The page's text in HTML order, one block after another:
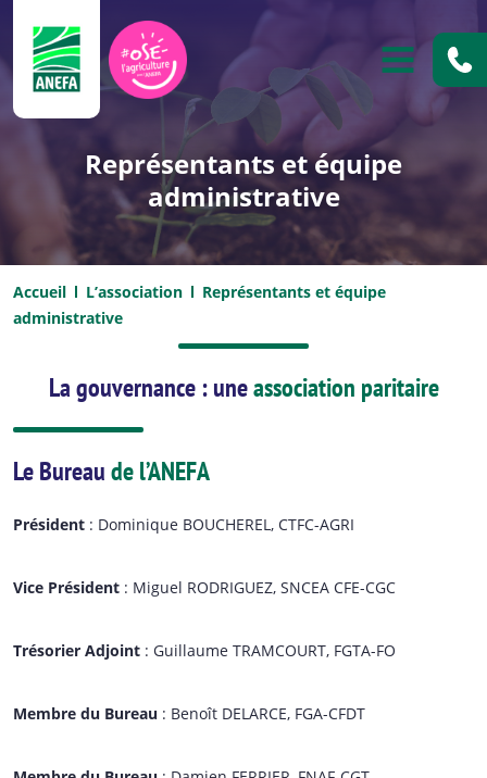
OUVRIR
Représentants et équipe
administrative
Accueil L’association
Représentants et équipe
administrative
La gouvernance : uneassociation paritaire
Le Bureaude l’ANEFA
Président : Dominique BOUCHEREL, CTFC-AGRI
Vice Président : Miguel RODRIGUEZ, SNCEA CFE-CGC
Trésorier Adjoint : Guillaume TRAMCOURT, FGTA-FO
Membre du Bureau : Benoît DELARCE, FGA-CFDT